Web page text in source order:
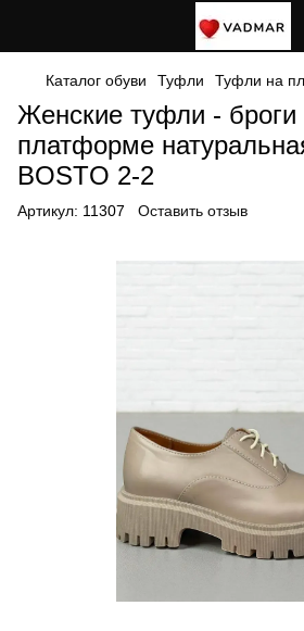
Каталог обуви Туфли Туфли на
Женские туфли - броги
платформе
BOSTO 2-2
Артикул: 11307 Оставить отзыв